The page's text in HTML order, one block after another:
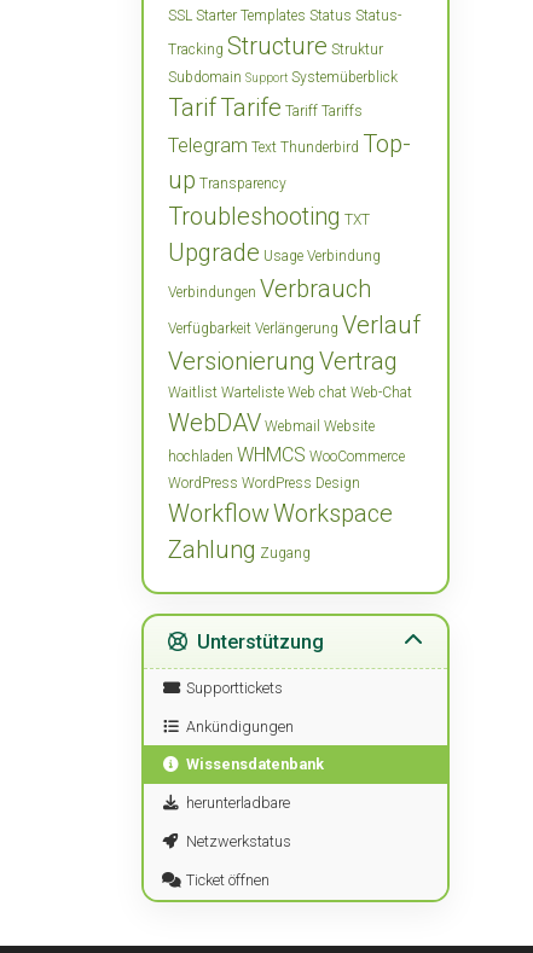
SSL Starter Templates Status Status-
Tracking Structure Struktur
Subdomain Support Systemüberblick
TarifTarife Tariff Tariffs
Telegram Text Thunderbird Top-
up Transparency
Troubleshooting TXT
Upgrade Usage Verbindung
Verbindungen Verbrauch
Verfügbarkeit Verlängerung Verlauf
Versionierung Vertrag
Waitlist Warteliste Web chat Web-Chat
WebDAV Webmail Website
hochladen WHMCS WooCommerce
WordPress WordPress Design
WorkflowWorkspace
Zahlung Zugang
Unterstützung
Supporttickets
Ankündigungen
Wissensdatenbank
herunterladbare
Netzwerkstatus
Ticket öffnen